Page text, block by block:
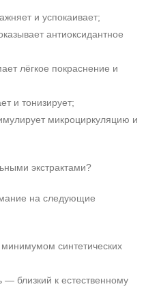
и успокаивает;
антиоксидантное
лёгкое покраснение и
и тонизирует;
микроциркуляцию и
экстрактами?
на следующие
синтетических
близкий к естественному